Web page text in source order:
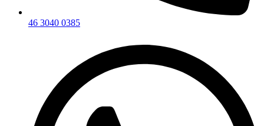
46 3040 0385